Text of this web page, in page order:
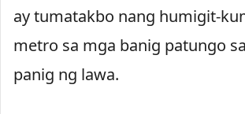
ay tumatakbo nang humigit-
metro sa mga banig patungo
panig ng lawa.